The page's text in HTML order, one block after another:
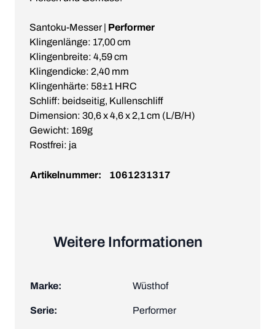
Santoku-Messer | Performer
Klingenlänge: 17,00 cm
Klingenbreite: 4,59 cm
Klingendicke: 2,40 mm
Klingenhärte: 58±1 HRC
Schliff: beidseitig, Kullenschliff
Dimension: 30,6 x 4,6 x 2,1 cm (L/B/H)
Gewicht: 169g
Rostfrei: ja
Artikelnummer: 1061231317
Weitere Informationen
Marke: Wüsthof
Serie: Performer